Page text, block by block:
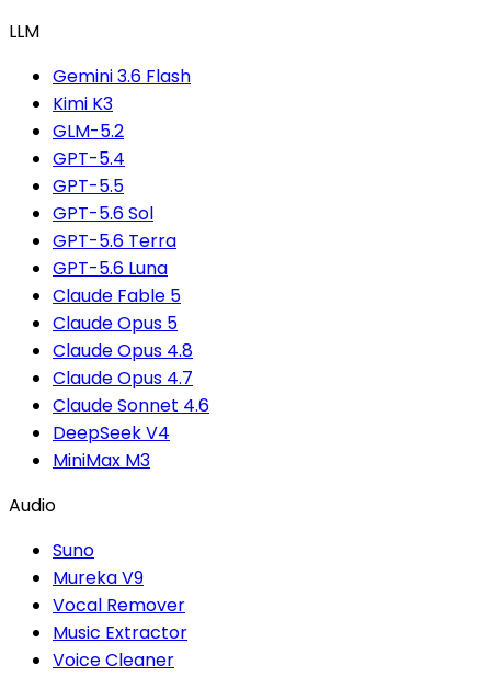
LLM
Gemini 3.6 Flash
Kimi K3
GLM-5.2
GPT-5.4
GPT-5.5
GPT-5.6 Sol
GPT-5.6 Terra
GPT-5.6 Luna
Claude Fable 5
Claude Opus 5
Claude Opus 4.8
Claude Opus 4.7
Claude Sonnet 4.6
DeepSeek V4
MiniMax M3
Audio
Suno
Mureka V9
Vocal Remover
Music Extractor
Voice Cleaner